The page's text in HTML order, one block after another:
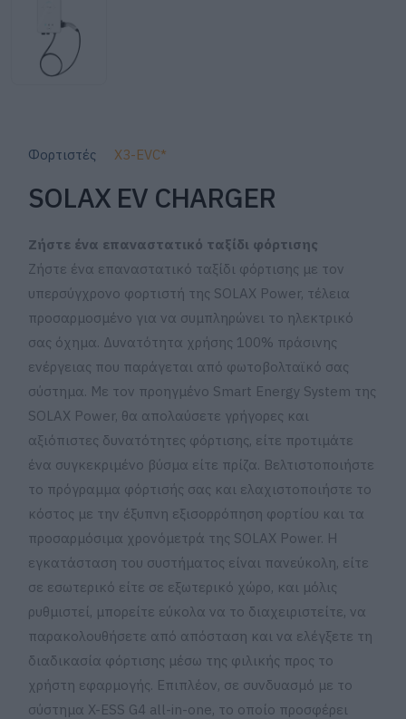
X3-EVC*
Φορτιστές
SOLAX EV CHARGER
Ζήστε ένα επαναστατικό ταξίδι φόρτισης
Ζήστε ένα επαναστατικό ταξίδι φόρτισης με τον
υπερσύγχρονο φορτιστή της SOLAX Power, τέλεια
προσαρμοσμένο για να συμπληρώνει το ηλεκτρικό
σας όχημα. Δυνατότητα χρήσης 100% πράσινης
ενέργειας που παράγεται από φωτοβολταϊκό σας
σύστημα. Με τον προηγμένο Smart Energy System της
SOLAX Power, θα απολαύσετε γρήγορες και
αξιόπιστες δυνατότητες φόρτισης, είτε προτιμάτε
ένα συγκεκριμένο βύσμα είτε πρίζα. Βελτιστοποιήστε
το πρόγραμμα φόρτισής σας και ελαχιστοποιήστε το
κόστος με την έξυπνη εξισορρόπηση φορτίου και τα
προσαρμόσιμα χρονόμετρά της SOLAX Power. Η
εγκατάσταση του συστήματος είναι πανεύκολη, είτε
σε εσωτερικό είτε σε εξωτερικό χώρο, και μόλις
ρυθμιστεί, μπορείτε εύκολα να το διαχειριστείτε, να
παρακολουθήσετε από απόσταση και να ελέγξετε τη
διαδικασία φόρτισης μέσω της φιλικής προς το
χρήστη εφαρμογής. Επιπλέον, σε συνδυασμό με το
σύστημα X-ESS G4 all-in-one, το οποίο προσφέρει